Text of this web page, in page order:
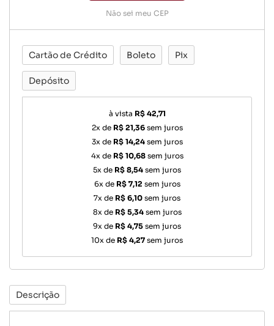
Não sei meu CEP
Cartão de Crédito Boleto Pix
Depósito
à vista R$ 42,71
2x de R$ 21,36sem juros
3x de R$ 14,24sem juros
4x de R$ 10,68sem juros
5x de R$ 8,54 sem juros
6x de R$ 7,12 sem juros
7x de R$ 6,10 sem juros
8x de R$ 5,34sem juros
9x de R$ 4,75 sem juros
10x de R$ 4,27 sem juros
Descrição